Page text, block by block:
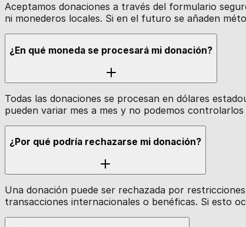
Aceptamos donaciones a través del formulario
ni monederos locales. Si en el futuro se añaden
¿En qué moneda se procesará mi donación?
Todas las donaciones se procesan en dólares
pueden variar mes a mes y no podemos
¿Por qué podría rechazarse mi donación?
Una donación puede ser rechazada por
transacciones internacionales o benéficas. Si esto